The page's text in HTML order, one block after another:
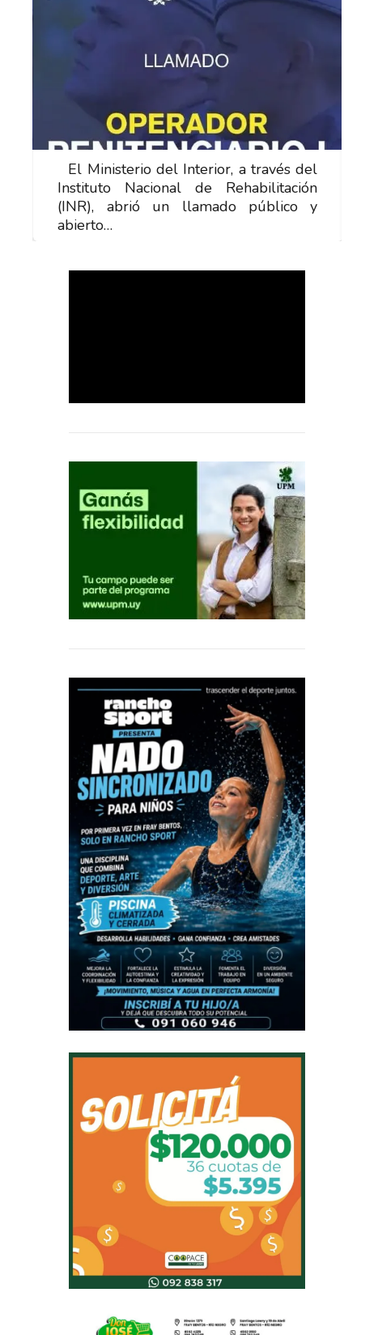
El Ministerio del Interior, a través del
Instituto Nacional de Rehabilitación
(INR), abrió un llamado público y
abierto…